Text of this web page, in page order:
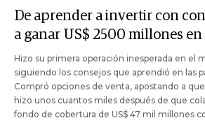
De aprender a invertir con
a ganar US$ 2500 millones
Hizo su primera operación inesperada en el
siguiendo los consejos que aprendió en las
Compró opciones de venta, apostando a
hizo unos cuantos miles después de que
fondo de cobertura de US$ 47 mil millones